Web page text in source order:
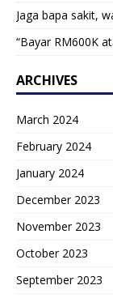
Jaga bapa sakit,
“Bayar RM600K
ARCHIVES
March 2024
February 2024
January 2024
December 2023
November 2023
October 2023
September 2023